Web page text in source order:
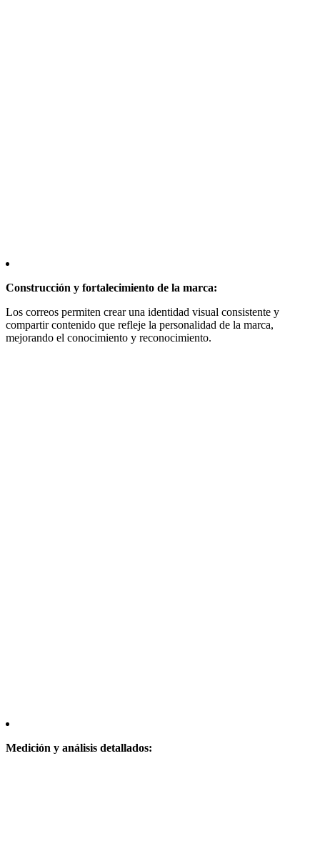
Construcción y fortalecimiento de la marca:
Los correos permiten crear una identidad visual consistente y
compartir contenido que refleje la personalidad de la marca,
mejorando el conocimiento y reconocimiento.
Medición y análisis detallados: